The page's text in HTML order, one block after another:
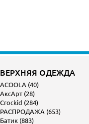
ВЕРХНЯЯ ОДЕЖДА
ACOOLA (40)
АксАрт (28)
Crockid (284)
РАСПРОДАЖА (653)
Батик (883)